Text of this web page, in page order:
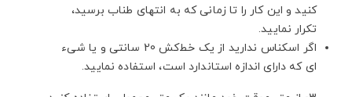
کنید و این کار را تا زمانی که به انتهای طناب برسید،
تکرار نمایید.
اگر اسکناس ندارید از یک خط‌کش 20 سانتی و یا شیء
ای که دارای اندازه استاندارد است، استفاده نمایید.